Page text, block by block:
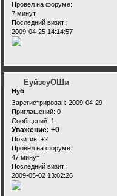
Провел на форуме:
7 минут
Последний визит:
2009-04-25 14:14:57
ЕуйзеуОШи
Нуб
Зарегистрирован: 2009-04-29
Приглашений: 0
Сообщений: 1
Уважение: +0
Позитив: +2
Провел на форуме:
47 минут
Последний визит:
2009-05-02 13:02:26